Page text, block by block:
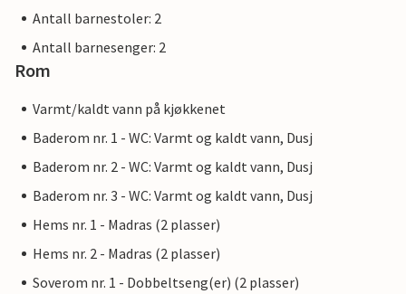
Antall barnestoler: 2
Antall barnesenger: 2
Rom
Varmt/kaldt vann på kjøkkenet
Baderom nr. 1 - WC: Varmt og kaldt vann, Dusj
Baderom nr. 2 - WC: Varmt og kaldt vann, Dusj
Baderom nr. 3 - WC: Varmt og kaldt vann, Dusj
Hems nr. 1 - Madras (2 plasser)
Hems nr. 2 - Madras (2 plasser)
Soverom nr. 1 - Dobbeltseng(er) (2 plasser)